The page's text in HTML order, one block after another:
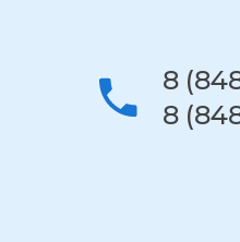
8
8